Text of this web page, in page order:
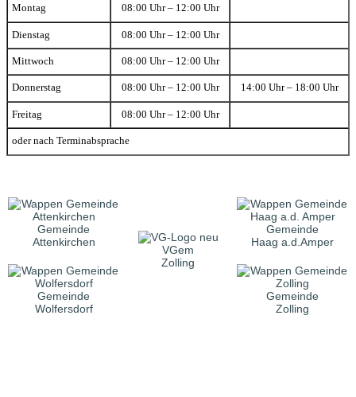
Montag 08:00 Uhr – 12:00 Uhr
Dienstag 08:00 Uhr – 12:00 Uhr
Mittwoch 08:00 Uhr – 12:00 Uhr
Donnerstag 08:00 Uhr – 12:00 Uhr 14:00 Uhr – 18:00 Uhr
Freitag 08:00 Uhr – 12:00 Uhr
oder nach Terminabsprache
Gemeinde
Attenkirchen
VGem
Zolling
Gemeinde
Haag a.d.Amper
Gemeinde
Wolfersdorf
Gemeinde
Zolling